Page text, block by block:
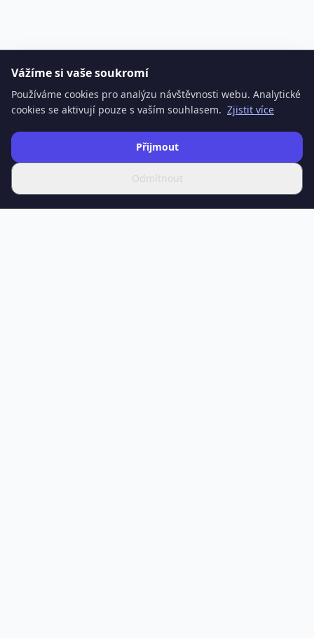
Vážíme si vaše soukromí
Používáme cookies pro analýzu návštěvnosti webu. Analytické
cookies se aktivují pouze s vaším souhlasem. Zjistit více
Odmítnout
Přijmout